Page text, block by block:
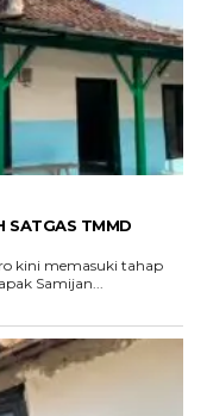
SATGAS TMMD
kini memasuki tahap
Samijan...